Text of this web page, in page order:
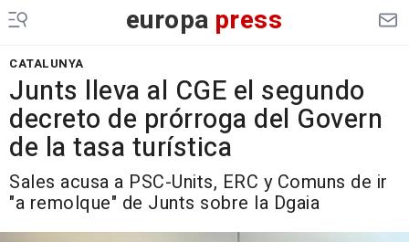
europa press
CATALUNYA
Junts lleva al CGE el segundo
decreto de prórroga del Govern
de la tasa turística
Sales acusa a PSC-Units, ERC y Comuns de ir
"a remolque" de Junts sobre la Dgaia